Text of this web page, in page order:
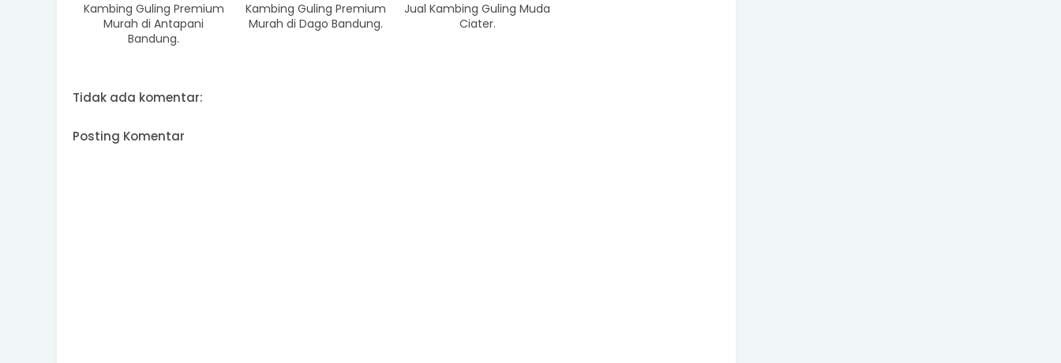
Kambing Guling Premium
Murah di Antapani
Bandung.
Kambing Guling Premium
Murah di Dago Bandung.
Jual Kambing Guling Muda
Ciater.
Tidak ada komentar:
Posting Komentar